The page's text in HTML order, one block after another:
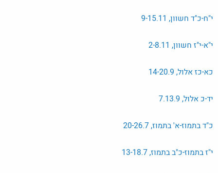
י"ח-כ"ד חשוון, 9-15.11
י"א-י"ז חשוון, 2-8.11
כא-כז אלול, 14-20.9
יד-כ אלול, 7.13.9
כ"ד בתמוז-א' בתמוז, 20-26.7
י"ז בתמוז-כ"ב בתמוז, 13-18.7